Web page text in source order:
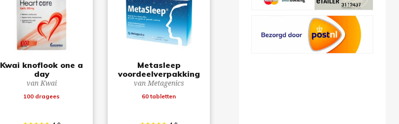
Kwai knoflook one a
day
van Kwai
100 dragees
Metasleep
voordeelverpakking
van Metagenics
60 tabletten